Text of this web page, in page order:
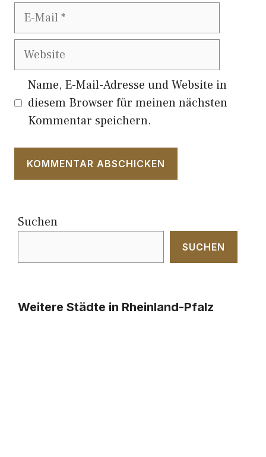
E-
Website
Name, E-Mail-Adresse und Website in
diesem Browser für meinen nächsten
Kommentar speichern.
Suchen
SUCHEN
Weitere Städte in Rheinland-Pfalz